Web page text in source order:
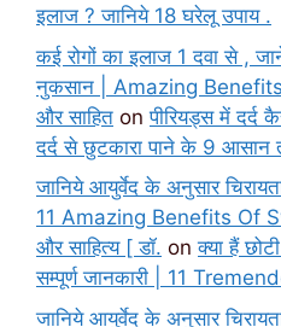
इलाज ? जानिये 18 घरेलू उपाय .
कई रोगों का इलाज 1 दवा से ,
नुकसान | Amazing
और साहित onपीरियड्स में दर्द
दर्द से छुटकारा पाने के 9 आसान
जानिये आयुर्वेद के अनुसार
11 Amazing Benefits Of
और साहित्य [ डॉ. onक्या हैं
सम्पूर्ण जानकारी | 11
जानिये आयुर्वेद के अनुसार